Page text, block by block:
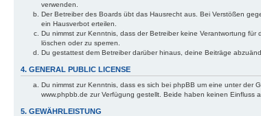
verwenden.
Der Betreiber des Boards übt das Hausrecht aus. Bei Verstößen
ein Hausverbot erteilen.
Du nimmst zur Kenntnis, dass der Betreiber keine Verantwortung
löschen oder zu sperren.
Du gestattest dem Betreiber darüber hinaus, deine Beiträge
4. GENERAL PUBLIC LICENSE
Du nimmst zur Kenntnis, dass es sich bei phpBB um eine unter der
www.phpbb.de zur Verfügung gestellt. Beide haben keinen Einfluss
5. GEWÄHRLEISTUNG